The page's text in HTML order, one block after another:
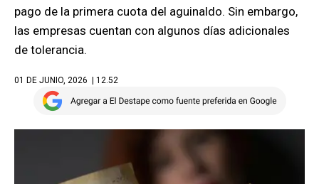
pago de la primera cuota del aguinaldo. Sin embargo,
las empresas cuentan con algunos días adicionales
de tolerancia.
01 DE JUNIO, 2026 | 12.52